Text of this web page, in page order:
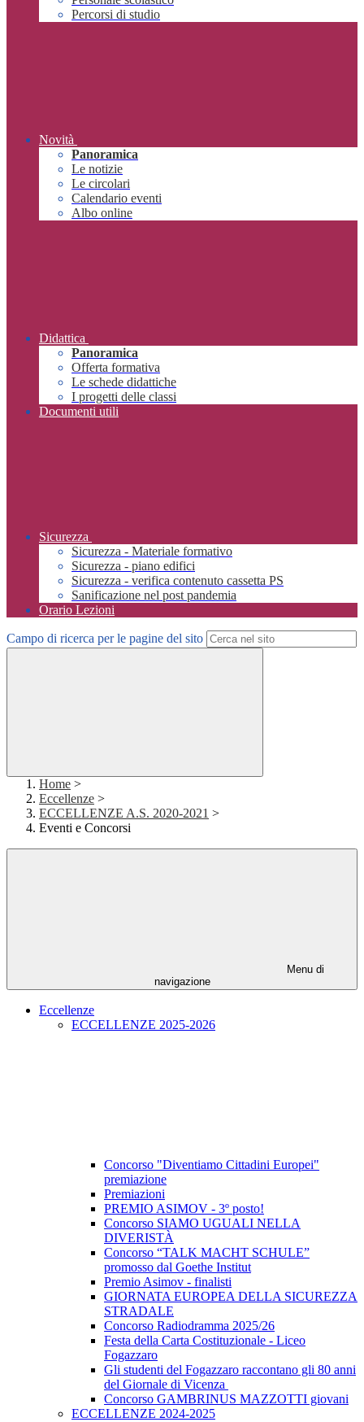
Percorsi di studio
Novità
Panoramica
Le notizie
Le circolari
Calendario eventi
Albo online
Didattica
Panoramica
Offerta formativa
Le schede didattiche
I progetti delle classi
Documenti utili
Sicurezza
Sicurezza - Materiale formativo
Sicurezza - piano edifici
Sicurezza - verifica contenuto cassetta PS
Sanificazione nel post pandemia
Orario Lezioni
Campo di ricerca per le pagine del sito
Home >
Eccellenze >
ECCELLENZE A.S. 2020-2021 >
Eventi e Concorsi
Menu di
navigazione
Eccellenze
ECCELLENZE 2025-2026
Concorso "Diventiamo Cittadini Europei"
premiazione
Premiazioni
PREMIO ASIMOV - 3º posto!
Concorso SIAMO UGUALI NELLA
DIVERISTÀ
Concorso “TALK MACHT SCHULE”
promosso dal Goethe Institut
Premio Asimov - finalisti
GIORNATA EUROPEA DELLA SICUREZZA
STRADALE
Concorso Radiodramma 2025/26
Festa della Carta Costituzionale - Liceo
Fogazzaro
Gli studenti del Fogazzaro raccontano gli 80 anni
del Giornale di Vicenza
Concorso GAMBRINUS MAZZOTTI giovani
ECCELLENZE 2024-2025